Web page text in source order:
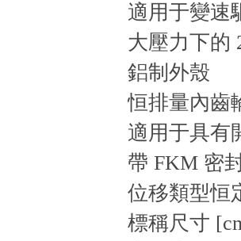
適用于變速
大壓力下的
鋁制外殼
恒排量內齒
適用于具有
帶 FKM 密
位移類型恒
標稱尺寸